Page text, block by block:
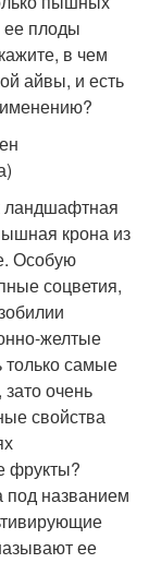
плоды
в чем
айвы, и есть
ландшафтная
крона из
Особую
соцветия,
желтые
только самые
очень
свойства
фрукты?
под названием
ее